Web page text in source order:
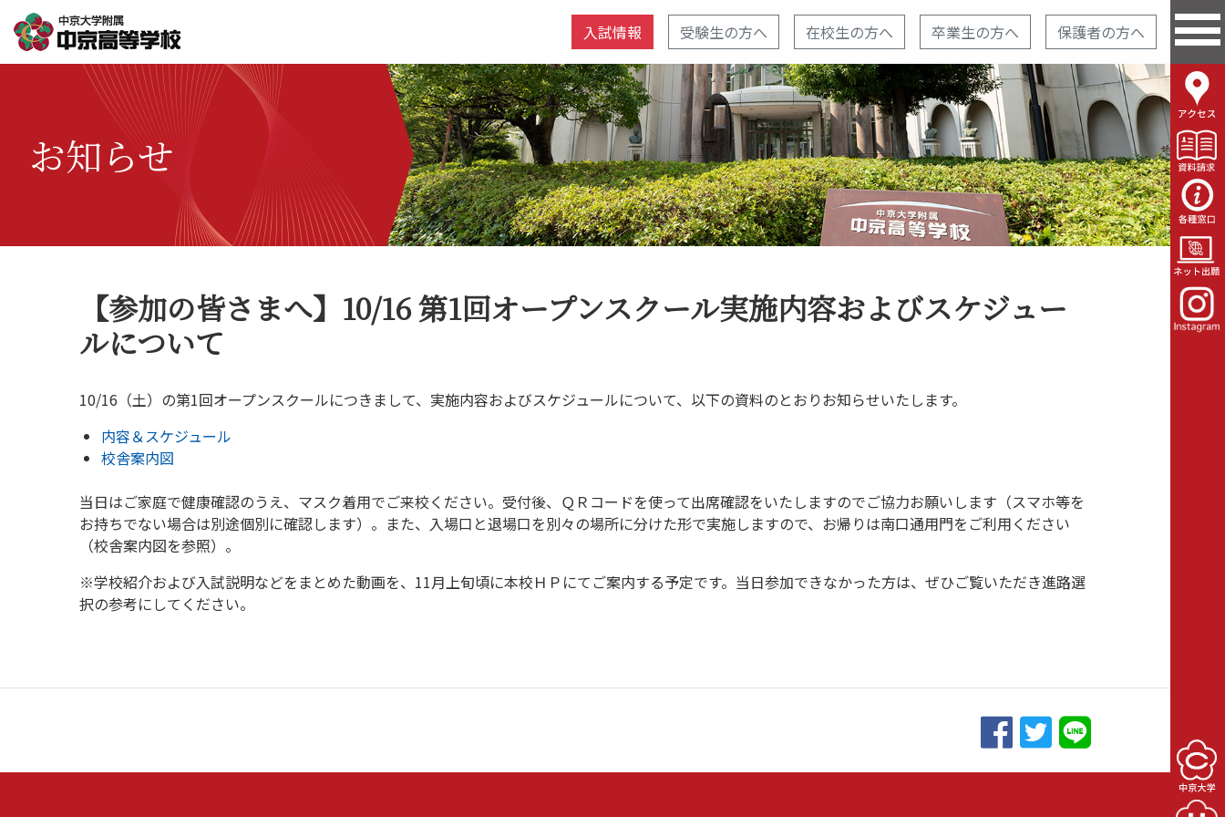
入試情報 受験生の方へ 在校生の方へ 卒業生の方へ 保護者の方へ
お知らせ
【参加の皆さまへ】10/16 第1回オープンスクール実施内容およびスケジュー
ルについて
10/16（土）の第1回オープンスクールにつきまして、実施内容およびスケジュールについて、以下の資料のとおりお知らせいたします。
内容＆スケジュール
校舎案内図
当日はご家庭で健康確認のうえ、マスク着用でご来校ください。受付後、ＱＲコードを使って出席確認をいたしますのでご協力お願いします（スマホ等を
お持ちでない場合は別途個別に確認します）。また、入場口と退場口を別々の場所に分けた形で実施しますので、お帰りは南口通用門をご利用ください
（校舎案内図を参照）。
※学校紹介および入試説明などをまとめた動画を、11月上旬頃に本校ＨＰにてご案内する予定です。当日参加できなかった方は、ぜひご覧いただき進路選
択の参考にしてください。